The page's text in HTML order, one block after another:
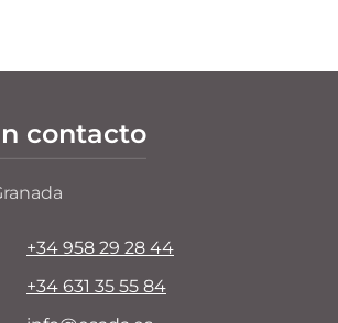
contacto
+34 958 29 28 44
+34 631 35 55 84